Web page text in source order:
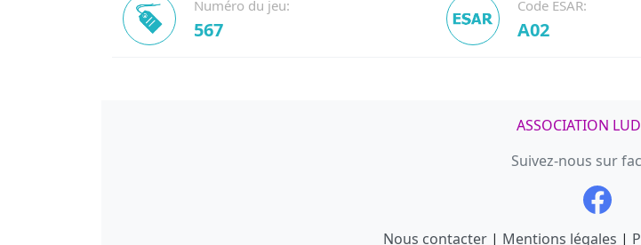
Numéro du jeu:
567
Code ESAR:
A02
ASSOCIATION
Suivez-nous sur
Nous contacter| Mentions légales |